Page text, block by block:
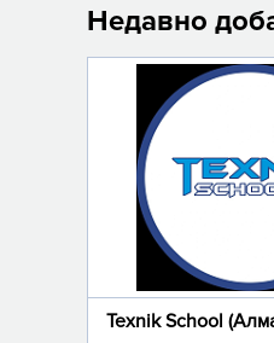
Недавно
Texnik School